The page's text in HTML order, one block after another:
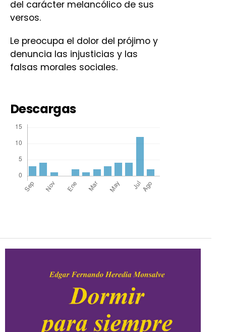
del carácter melancólico de sus
versos.
Le preocupa el dolor del prójimo y
denuncia las injusticias y las
falsas morales sociales.
Descargas